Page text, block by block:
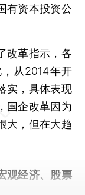
有资本投资公
革指示，各
从2014年开
实，具体表现
国企改革因为
大，但在大趋
观经济、股票